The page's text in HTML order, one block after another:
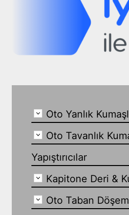
Oto Yanlık
Oto Tavanlık
Yapıştırıcılar
Kapitone Deri &
Oto Taban